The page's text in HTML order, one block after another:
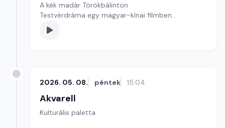
A kék madár Törökbálinton
Testvérdráma egy magyar-kínai filmben
szerkesztő: Szentimrei Kristóf
2026. 05. 08. péntek 15:04
Akvarell
Kulturális paletta